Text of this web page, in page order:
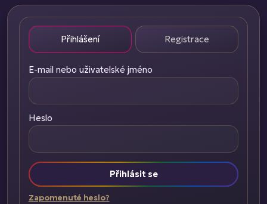
Přihlášení Registrace
E-mail nebo uživatelské jméno
Heslo
Přihlásit se
Zapomenuté heslo?